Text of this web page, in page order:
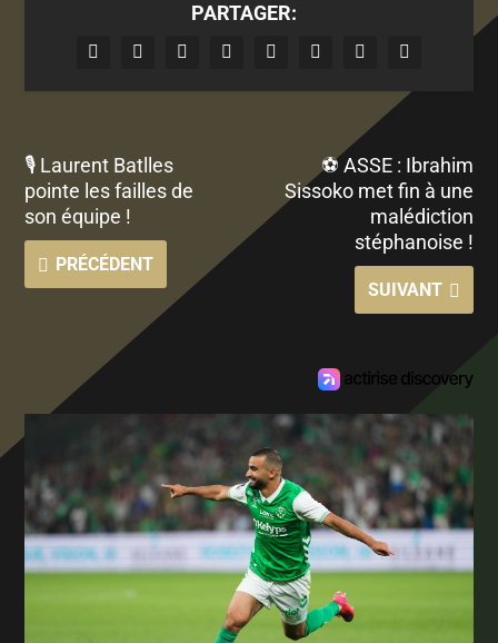
PARTAGER:
🎙️ Laurent Batlles
pointe les failles de
son équipe !
PRÉCÉDENT
⚽ ASSE : Ibrahim
Sissoko met fin à une
malédiction
stéphanoise !
SUIVANT